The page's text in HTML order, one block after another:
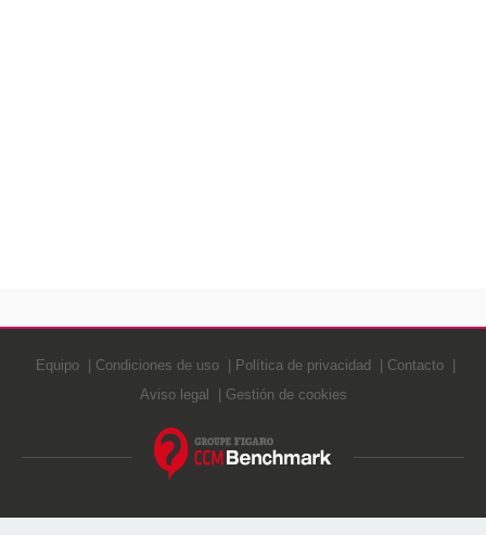
Equipo Condiciones de uso Política de privacidad
Contacto
Aviso legal
Gestión de cookies